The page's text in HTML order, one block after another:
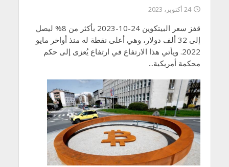
24 أكتوبر، 2023
قفز سعر البيتكوين 24-10-2023 بأكثر من 8% ليصل
إلى 32 ألف دولار، وهي أعلى نقطة له منذ أواخر مايو
2022. ويأتي هذا الارتفاع في ارتفاع يُعزى إلى حكم
محكمة أمريكية...